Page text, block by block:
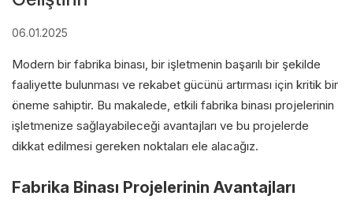
06.01.2025
Modern bir fabrika binası, bir işletmenin başarılı bir şekilde
faaliyette bulunması ve rekabet gücünü artırması için kritik bir
öneme sahiptir. Bu makalede, etkili fabrika binası projelerinin
işletmenize sağlayabileceği avantajları ve bu projelerde
dikkat edilmesi gereken noktaları ele alacağız.
Fabrika Binası Projelerinin Avantajları